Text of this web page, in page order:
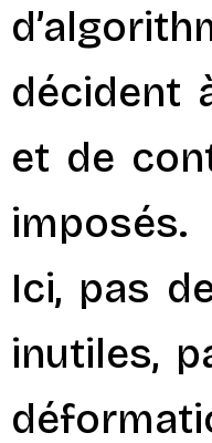
décident
et de
imposés.
Ici, pas
inutiles,